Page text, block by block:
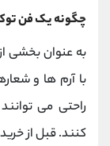
چگونه یک فن
به عنوان بخشی
با آرم ها و
راحتی می
کنند. قبل از